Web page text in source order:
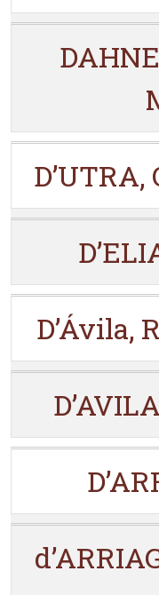
D’Ávila,